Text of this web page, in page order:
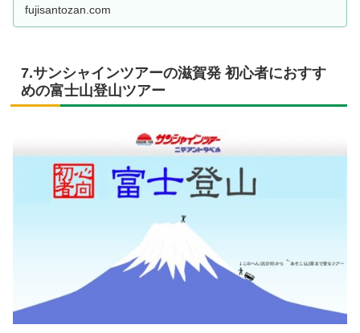
fujisantozan.com
7.サンシャインツアーの滋賀発 初心者におすす
めの富士山登山ツアー